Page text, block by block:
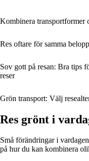
Kombinera transportformer
Res oftare för samma
Sov gott på resan: Bra tips
reser
Grön transport: Välj
Res grönt i
Små förändringar i
på hur du kan kombinera